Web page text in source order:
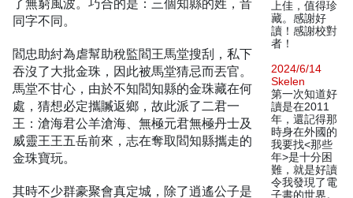
了無窮風波。巧合的是：三個知縣的姓，音
同字不同。
閻忠助紂為虐幫助稅監閻王馬堂搜刮，私下
吞沒了大批金珠，因此被馬堂猜忌而丟官。
馬堂不甘心，由於不知閻知縣的金珠藏在何
處，猜想必定攜贓返鄉，故此派了二君一
王：滄海君公羊滄海、無極元君無極丹士及
威靈王王五岳前來，志在奪取閻知縣攜走的
金珠寶玩。
其時不少群豪聚會真定城，除了逍遙公子是
上佳，值得珍
藏。感謝好
讀！感謝校對
者！
2024/6/14
Skelen
第一次知道好
讀是在2011
年，還記得那
時身在外國的
我要找<那些
年>是十分困
難，就是好讀
令我發現了電
子書的世界。